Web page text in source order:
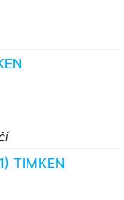
TIMKEN